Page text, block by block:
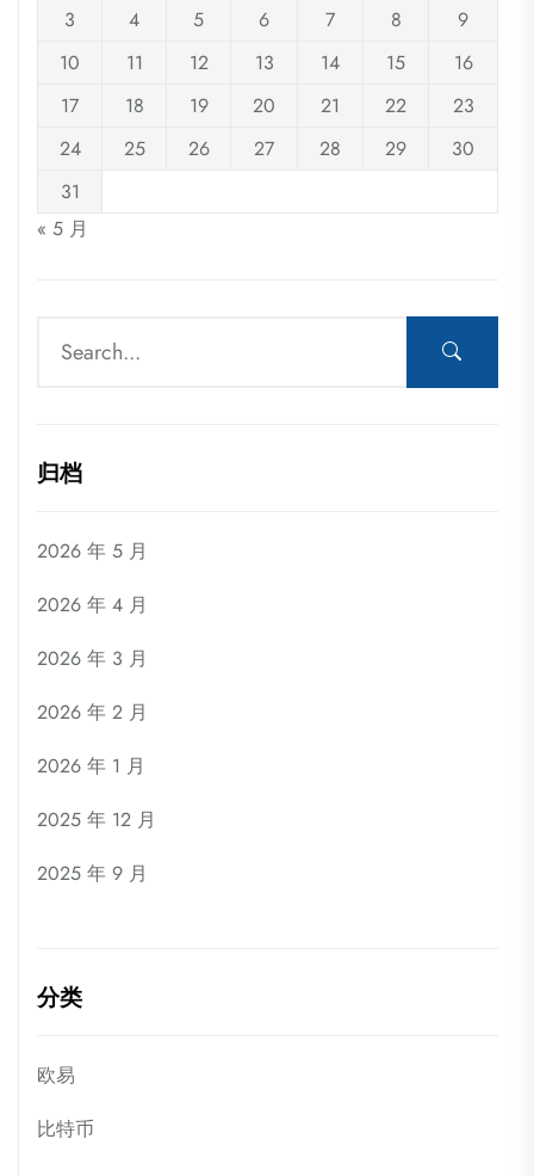
3
4 5 6 7 8
9
10
11 12 13 14 15
16
17
18 19 20 21 22
23
24
25 26 27 28 29
30
31
« 5 月
归档
2026 年 5 月
2026 年 4 月
2026 年 3 月
2026 年 2 月
2026 年 1 月
2025 年 12 月
2025 年 9 月
分类
欧易
比特币